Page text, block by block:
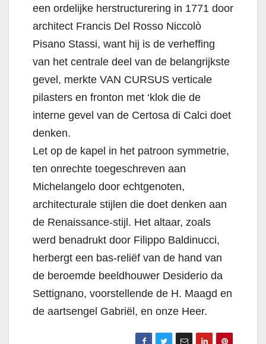
een ordelijke herstructurering in 1771 door
architect Francis Del Rosso Niccolò
Pisano Stassi, want hij is de verheffing
van het centrale deel van de belangrijkste
gevel, merkte VAN CURSUS verticale
pilasters en fronton met ‘klok die de
interne gevel van de Certosa di Calci doet
denken.
Let op de kapel in het patroon symmetrie,
ten onrechte toegeschreven aan
Michelangelo door echtgenoten,
architecturale stijlen die doet denken aan
de Renaissance-stijl. Het altaar, zoals
werd benadrukt door Filippo Baldinucci,
herbergt een bas-reliëf van de hand van
de beroemde beeldhouwer Desiderio da
Settignano, voorstellende de H. Maagd en
de aartsengel Gabriël, en onze Heer.